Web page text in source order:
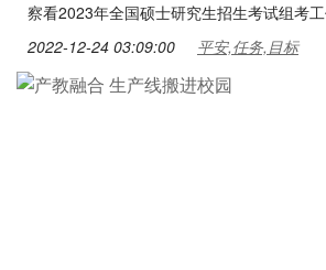
察看2023年全国硕士研究生招生考试组考
2022-12-24 03:09:00 平安,任务,目标